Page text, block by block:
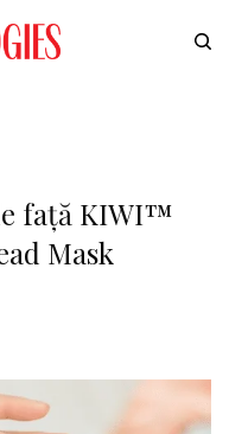
față KIWI™
Mask